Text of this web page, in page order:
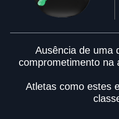
Ausência de uma
comprometimento na
Atletas como estes